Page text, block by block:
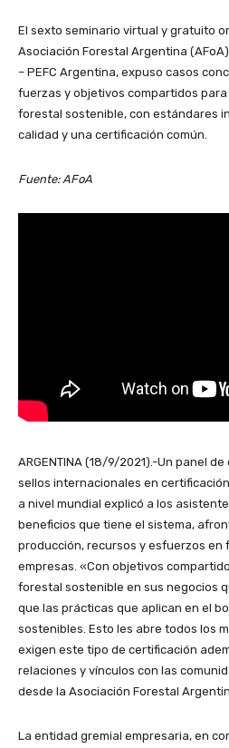
El sexto seminario virtual y gratuito
Asociación Forestal Argentina
– PEFC Argentina, expuso casos
fuerzas y objetivos compartidos
forestal sostenible, con estándares
calidad y una certificación común.
Fuente: AFoA
ARGENTINA (18/9/2021).-Un panel
sellos internacionales en
a nivel mundial explicó a los
beneficios que tiene el sistema,
producción, recursos y esfuerzos en
empresas. «Con objetivos
forestal sostenible en sus negocios
que las prácticas que aplican en el
sostenibles. Esto les abre todos los
exigen este tipo de certificación
relaciones y vínculos con las
desde la Asociación Forestal
La entidad gremial empresaria, en